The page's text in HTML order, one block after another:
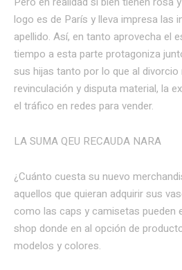
logo es de París y lleva impresa las
apellido. Así, en tanto aprovecha el
tiempo a esta parte protagoniza
sus hijas tanto por lo que al
revinculación y disputa material, la
el tráfico en redes para vender.
LA SUMA QEU RECAUDA NARA
¿Cuánto cuesta su nuevo
aquellos que quieran adquirir sus
como las caps y camisetas pueden
shop donde en al opción de
modelos y colores.